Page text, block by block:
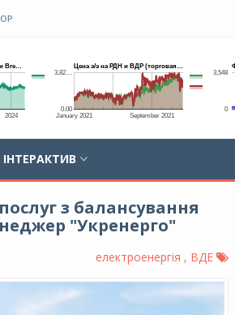
ІНТЕРАКТИВ
з балансування
"Укренерго"
електроенергія , ВДЕ